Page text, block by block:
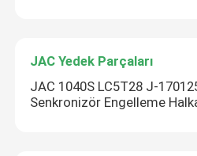
JAC Yedek Parçaları
JAC 1040S LC5T28 J-
Senkronizör Engelleme